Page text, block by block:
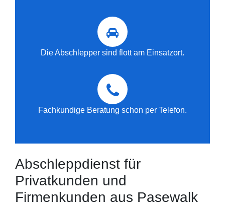
Die Abschlepper sind flott am Einsatzort.
Fachkundige Beratung schon per Telefon.
Abschleppdienst für
Privatkunden und
Firmenkunden aus Pasewalk